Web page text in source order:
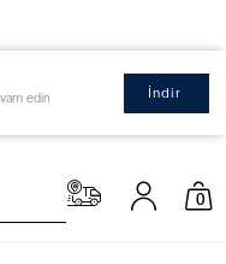
edin İndir
0